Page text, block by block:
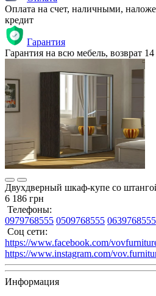
Оплата на счет, наличными,
кредит
Гарантия
Гарантия на всю мебель, возврат
Двухдверный шкаф-купе со
6 186 грн
Телефоны:
0979768555 0509768555 0639768555
Соц сети:
https://www.facebook.com/
https://www.instagram.com/
Информация